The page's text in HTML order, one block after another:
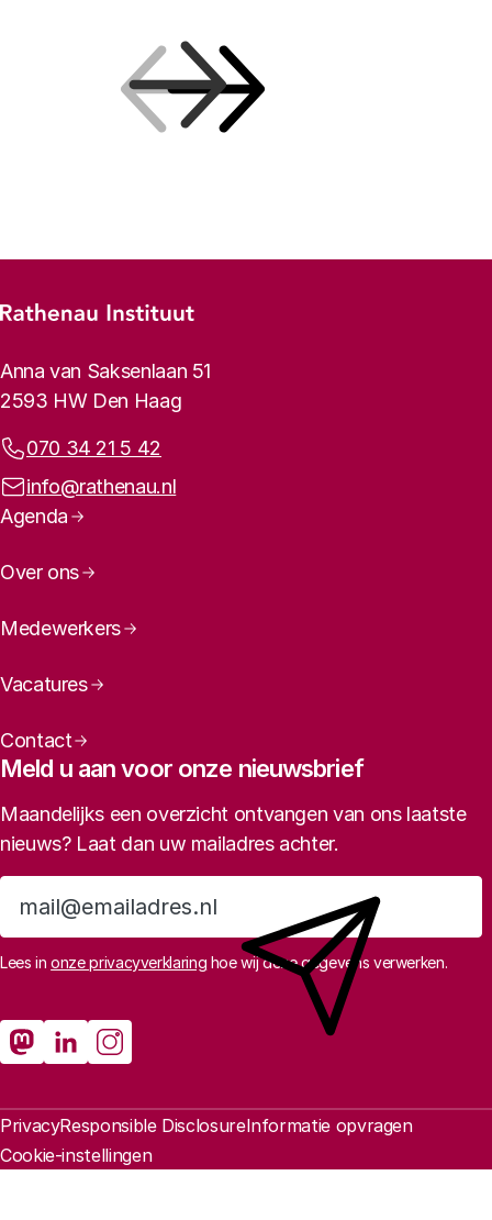
Footer-menu
Rathenau logo, naar de homepage
Contactinformatie
Anna van Saksenlaan 51
2593 HW Den Haag
Telefoonnummer:
070 34 21 5 42
E-mailadres:
info@rathenau.nl
Paginanavigatie
Agenda
Over ons
Medewerkers
Vacatures
Contact
Meld u aan voor onze nieuwsbrief
Maandelijks een overzicht ontvangen van ons laatste
nieuws? Laat dan uw mailadres achter.
Aanmelden
Lees inonze privacyverklaring hoe wij deze gegevens verwerken.
Sociale media
Rathenau Mastodon
Rathenau LinkedIn
Rathenau Instagram
Juridische informatie
PrivacyResponsible DisclosureInformatie opvragen
Cookie-instellingen